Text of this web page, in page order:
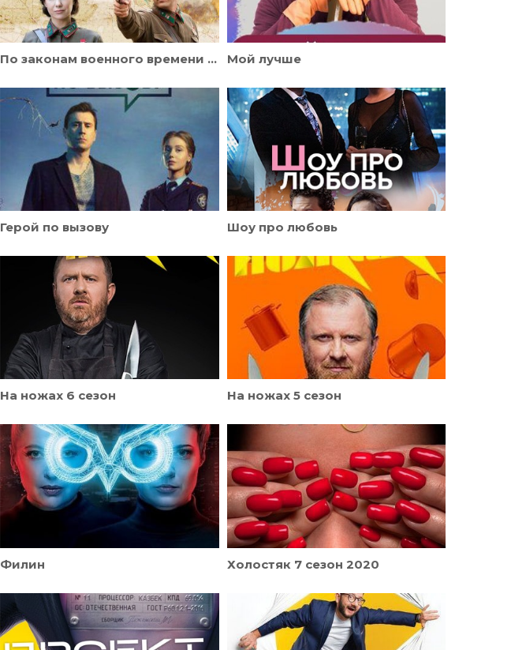
По законам военного времени 4 сезон Победа Мой лучше
Герой по вызову Шоу про любовь
На ножах 6 сезон На ножах 5 сезон
Филин Холостяк 7 сезон 2020